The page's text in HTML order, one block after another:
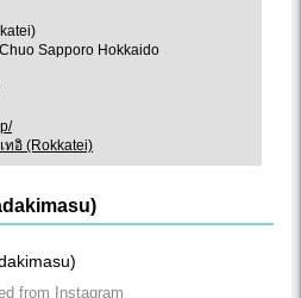
Sapporo Hokkaido
ทอิ (Rokkatei)
from Instagram